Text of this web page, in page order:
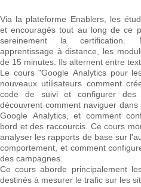
Via la plateforme Enablers, les
et encouragés tout au long de ce
sereinement la certification.
apprentissage à distance, les
de 15 minutes. Ils alternent entre
Le cours "Google Analytics pour
nouveaux utilisateurs comment
code de suivi et configurer des
découvrent comment naviguer
Google Analytics, et comment
bord et des raccourcis. Ce cours
analyser les rapports de base sur
comportement, et comment
des campagnes.
Ce cours aborde principalement
destinés à mesurer le trafic sur les